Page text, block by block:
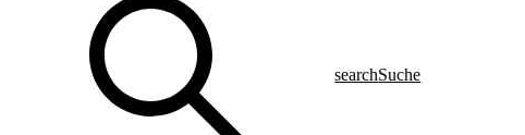
searchSuche